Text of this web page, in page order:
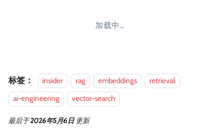
加载中…
标签： insider rag embeddings
retrieval
ai-engineering
vector-search
最后于2026年5月6日 更新